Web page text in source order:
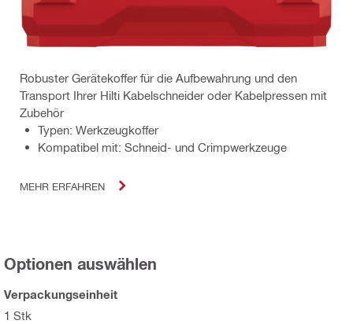
Robuster Gerätekoffer für die Aufbewahrung und den
Transport Ihrer Hilti Kabelschneider oder Kabelpressen mit
Zubehör
Typen: Werkzeugkoffer
Kompatibel mit: Schneid- und Crimpwerkzeuge
MEHR ERFAHREN
Optionen auswählen
Verpackungseinheit
1 Stk